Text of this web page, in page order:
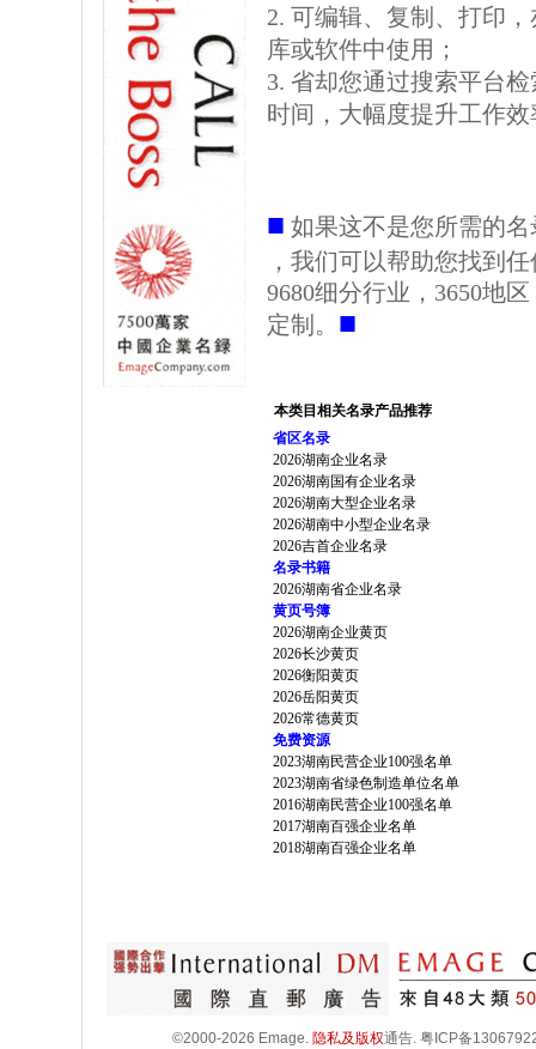
2. 可编辑、复制、打印
库或软件中使用；
3. 省却您通过搜索平台
时间，大幅度提升工作效
■ 如果这不是您所需的
，我们可以帮助您找到
9680细分行业，3650地
定制。 ■
本类目相关名录产品推荐
省区名录
2026湖南企业名录
2026湖南国有企业名录
2026湖南大型企业名录
2026湖南中小型企业名录
2026吉首企业名录
名录书籍
2026湖南省企业名录
黄页号簿
2026湖南企业黄页
2026长沙黄页
2026衡阳黄页
2026岳阳黄页
2026常德黄页
免费资源
2023湖南民营企业100强名单
2023湖南省绿色制造单位名单
2016湖南民营企业100强名单
2017湖南百强企业名单
2018湖南百强企业名单
©2000-2026 Emage. 隐私及版权通告. 粤ICP备